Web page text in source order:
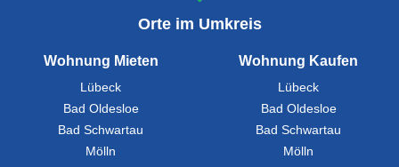
Orte im Umkreis
Wohnung Mieten
Lübeck
Bad Oldesloe
Bad Schwartau
Mölln
Wohnung Kaufen
Lübeck
Bad Oldesloe
Bad Schwartau
Mölln